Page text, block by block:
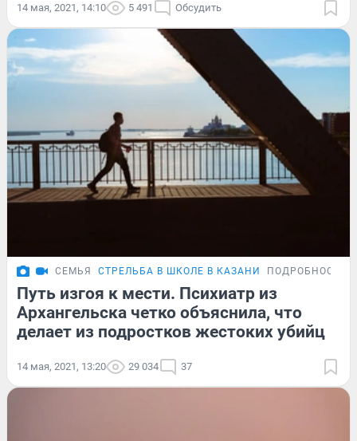
14 мая, 2021, 14:10 5 491 Обсудить
СЕМЬЯ СТРЕЛЬБА В ШКОЛЕ В КАЗАНИ ПОДРОБНОСТИ
Путь изгоя к мести. Психиатр из
Архангельска четко объяснила, что
делает из подростков жестоких убийц
14 мая, 2021, 13:20 29 034 37